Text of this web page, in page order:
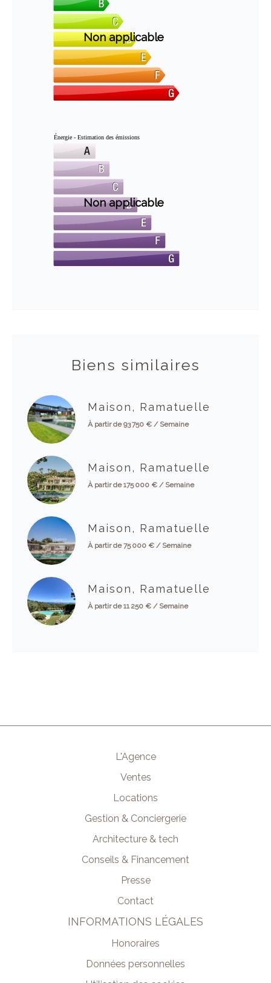
Non applicable
Énergie - Estimation des émissions
Non applicable
Biens similaires
Maison, Ramatuelle
À partir de 93 750 € / Semaine
Maison, Ramatuelle
À partir de 175 000 € / Semaine
Maison, Ramatuelle
À partir de 75 000 € / Semaine
Maison, Ramatuelle
À partir de 11 250 € / Semaine
L'Agence
Ventes
Locations
Gestion & Conciergerie
Architecture & tech
Conseils & Financement
Presse
Contact
INFORMATIONS LÉGALES
Honoraires
Données personnelles